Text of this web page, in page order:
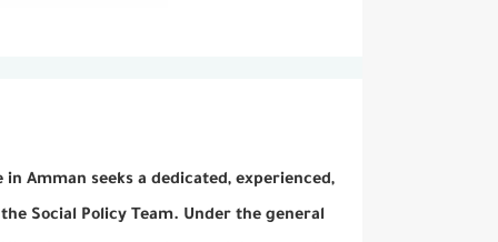
Amman seeks a dedicated, experienced,
Social Policy Team. Under the general